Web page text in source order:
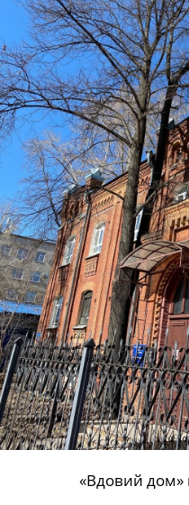
«Вдовий дом»